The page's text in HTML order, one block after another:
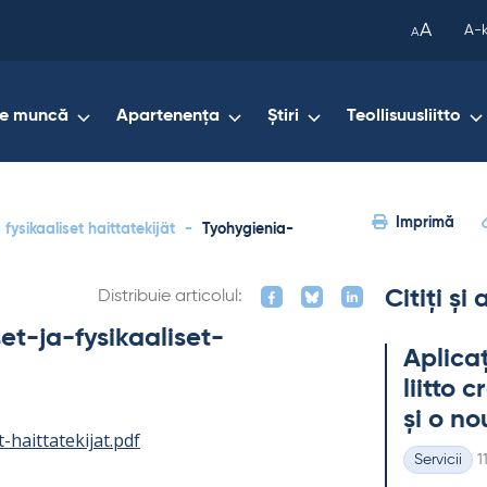
AA A-
muncă Apartenența Știri Teollisuusliitto
fysikaaliset haittatekijät -
Tyohygienia-
Imprimă
Distribuie articolul:
ja-fysikaaliset-
haittatekijat.pdf
Citiți și
liitto
și o
Categorii
Servicii
your
clipboard.)